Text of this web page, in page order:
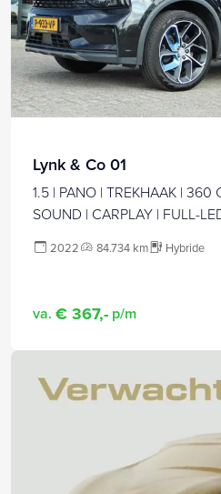
Lynk & Co 01
1.5 | PANO | TREKHAAK | 360
SOUND | CARPLAY | FULL-
2022 84.734 km Hybride
va. € 367,- p/m